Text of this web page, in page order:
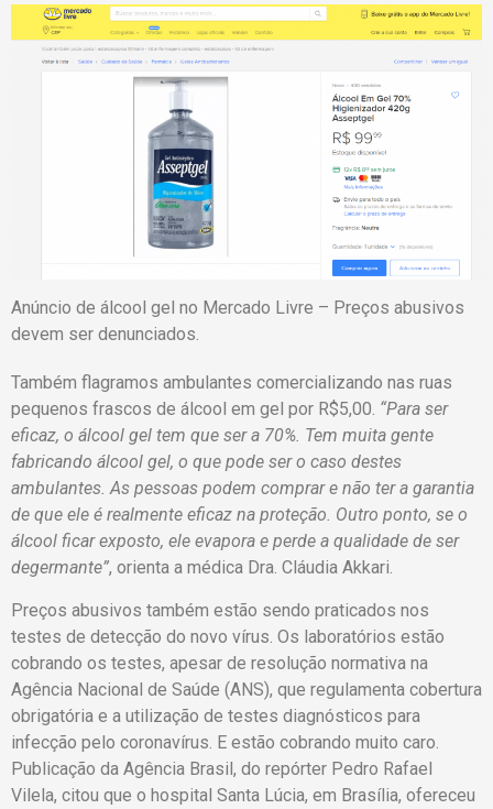
Anúncio de álcool gel no Mercado Livre – Preços abusivos
devem ser denunciados.
Também flagramos ambulantes comercializando nas ruas
pequenos frascos de álcool em gel por R$5,00. “Para ser
eficaz, o álcool gel tem que ser a 70%. Tem muita gente
fabricando álcool gel, o que pode ser o caso destes
ambulantes. As pessoas podem comprar e não ter a garantia
de que ele é realmente eficaz na proteção. Outro ponto, se o
álcool ficar exposto, ele evapora e perde a qualidade de ser
degermante”, orienta a médica Dra. Cláudia Akkari.
Preços abusivos também estão sendo praticados nos
testes de detecção do novo vírus. Os laboratórios estão
cobrando os testes, apesar de resolução normativa na
Agência Nacional de Saúde (ANS), que regulamenta cobertura
obrigatória e a utilização de testes diagnósticos para
infecção pelo coronavírus. E estão cobrando muito caro.
Publicação da Agência Brasil, do repórter Pedro Rafael
Vilela, citou que o hospital Santa Lúcia, em Brasília, ofereceu